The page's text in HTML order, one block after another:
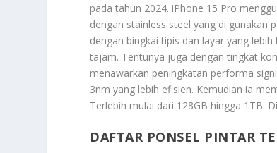
pada tahun 2024. iPhone 15 Pro
dengan stainless steel yang di gunakan
dengan bingkai tipis dan layar yang
tajam. Tentunya juga dengan tingkat
menawarkan peningkatan performa
3nm yang lebih efisien. Kemudian ia
Terlebih mulai dari 128GB hingga 1TB.
DAFTAR PONSEL PINTAR